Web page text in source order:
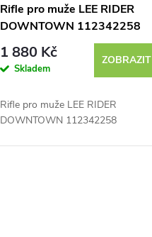
Rifle pro muže LEE RIDER
DOWNTOWN 112342258
1 880 Kč
Skladem
ZOBRAZIT
Rifle pro muže LEE RIDER
DOWNTOWN 112342258